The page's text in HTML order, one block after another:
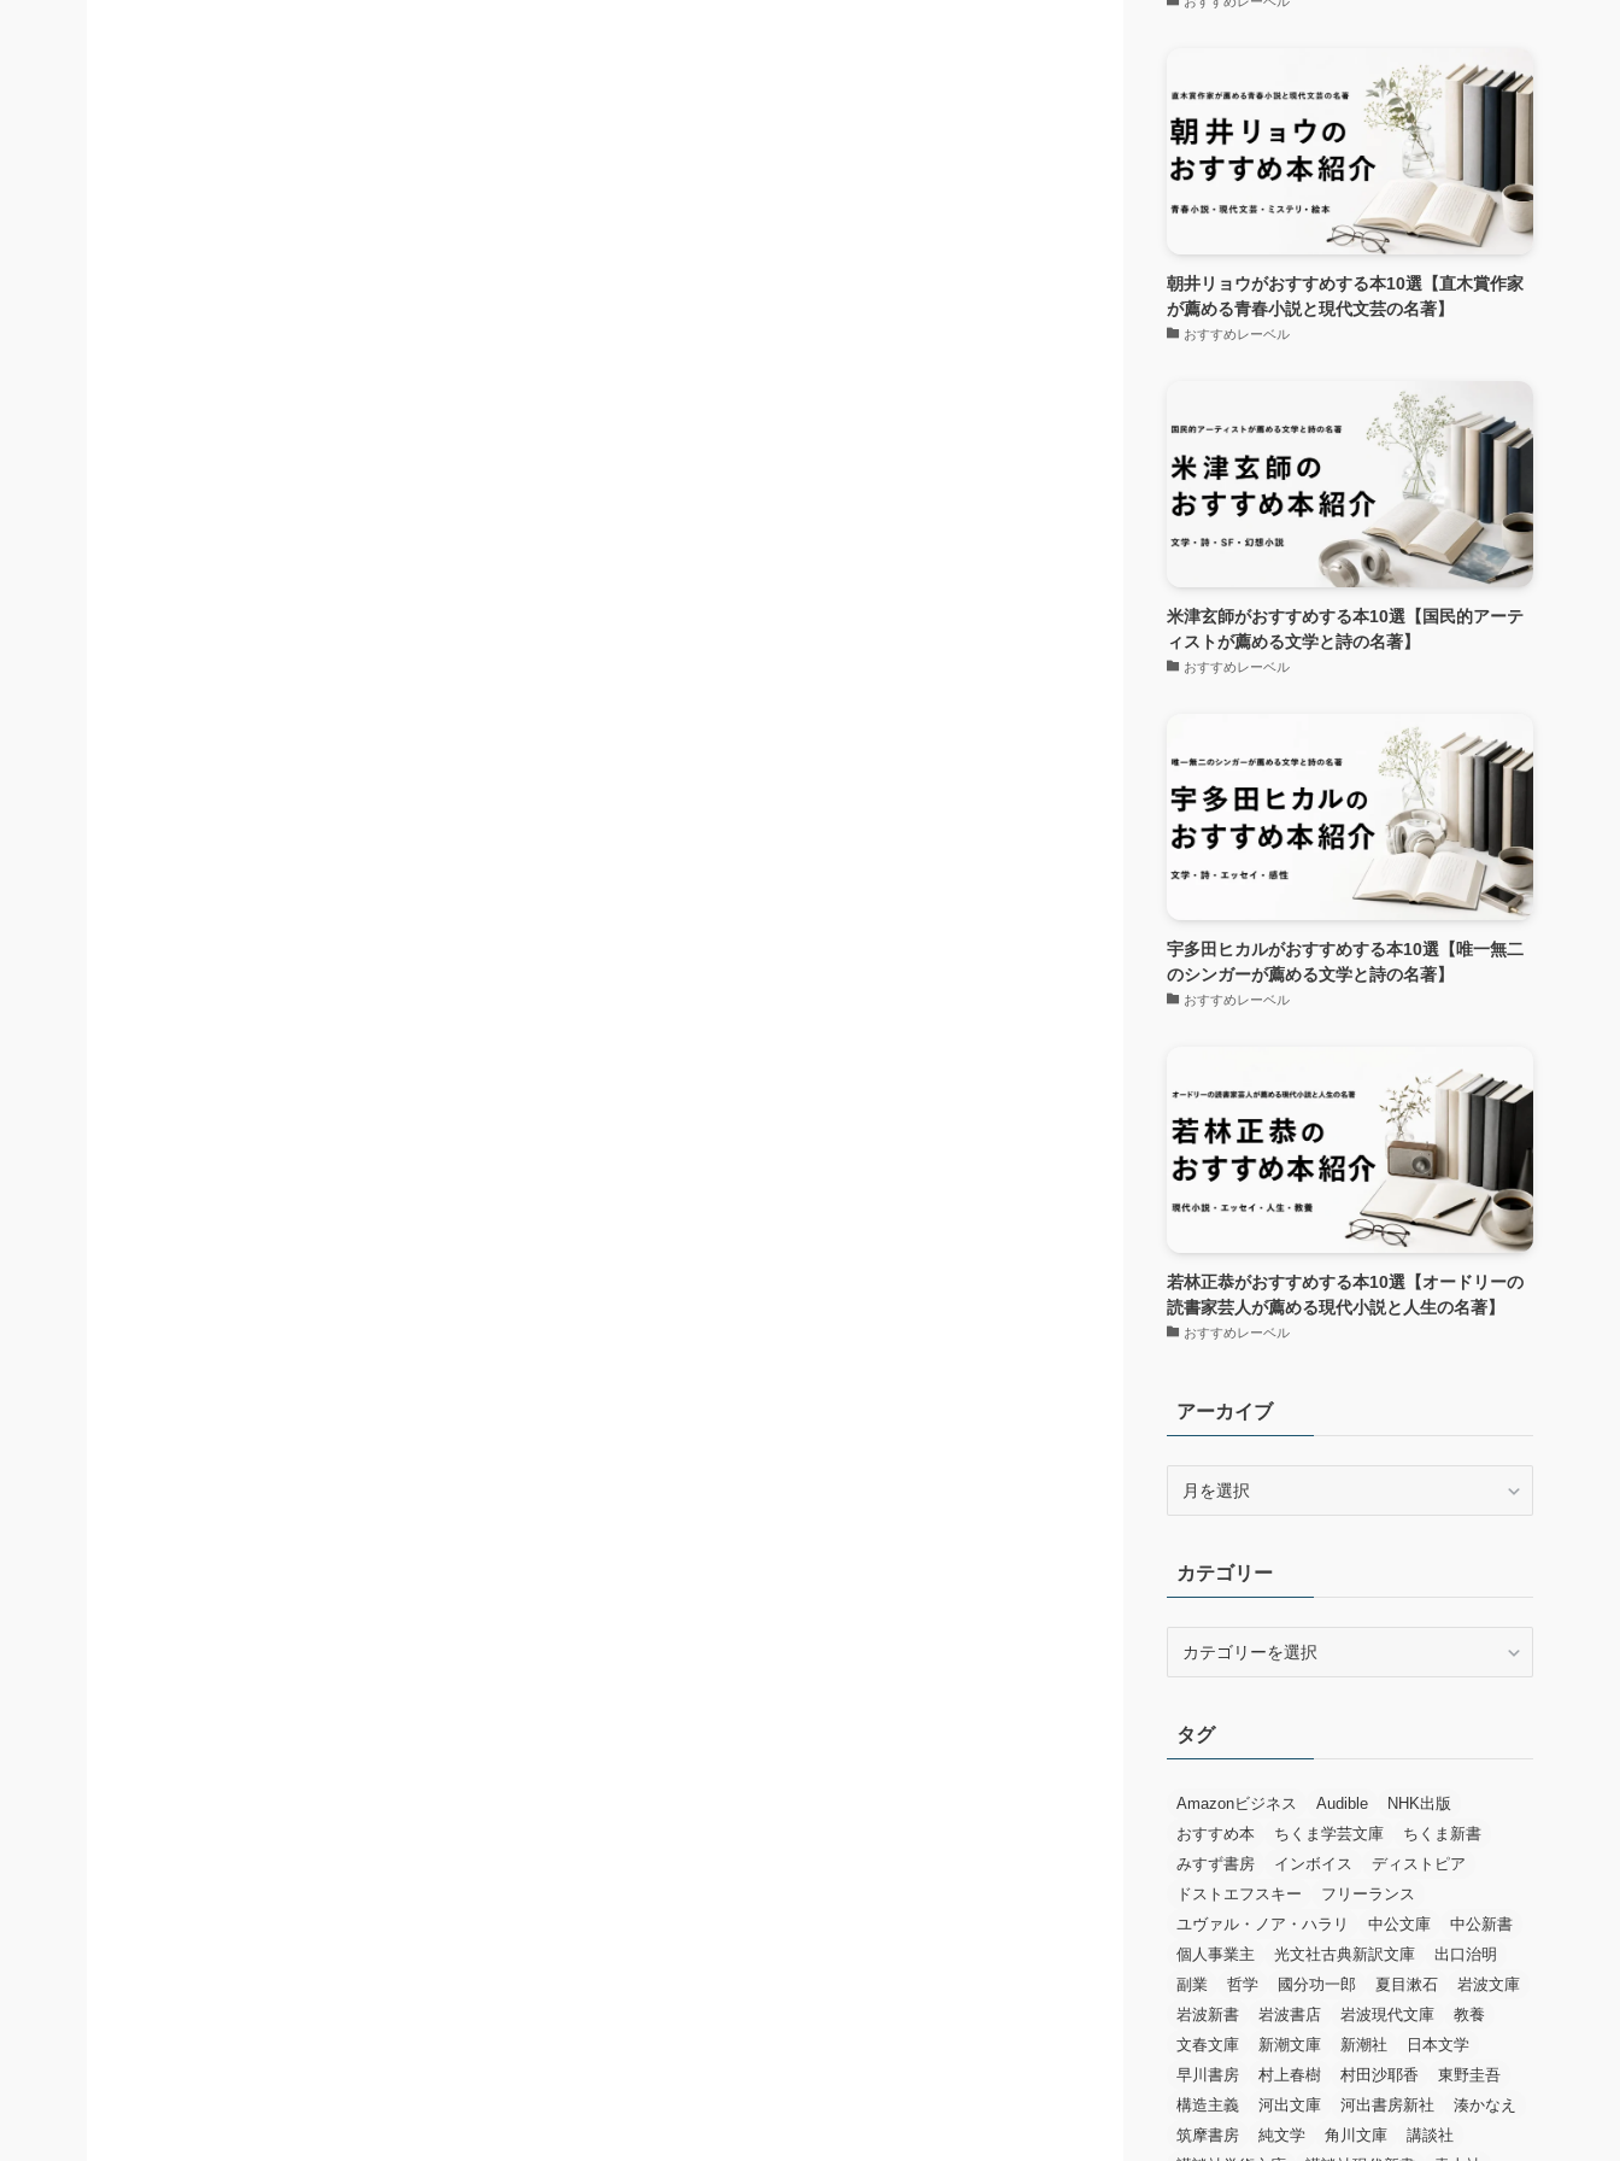
朝井リョウがおすすめする本10選【直木賞作家
が薦める青春小説と現代文芸の名著】
おすすめレーベル
米津玄師がおすすめする本10選【国民的アーテ
ィストが薦める文学と詩の名著】
おすすめレーベル
宇多田ヒカルがおすすめする本10選【唯一無二
のシンガーが薦める文学と詩の名著】
おすすめレーベル
若林正恭がおすすめする本10選【オードリーの
読書家芸人が薦める現代小説と人生の名著】
おすすめレーベル
アーカイブ
ブカテゴリー
ータグ
Amazonビジネス Audible
NHK出版
おすすめ本
ちくま学芸文庫
ちくま新書
みすず書房
インボイス
ディストピア
ドストエフスキー
フリーランス
ユヴァル・ノア・ハラリ
中公文庫
中公新書
個人事業主
光文社古典新訳文庫
出口治明
副業
哲学 國分功一郎 夏目漱石
岩波文庫
岩波新書
岩波書店 岩波現代文庫
教養
文春文庫
新潮文庫 新潮社
日本文学
早川書房
村上春樹 村田沙耶香
東野圭吾
構造主義
河出文庫 河出書房新社
湊かなえ
筑摩書房
純文学 角川文庫
講談社